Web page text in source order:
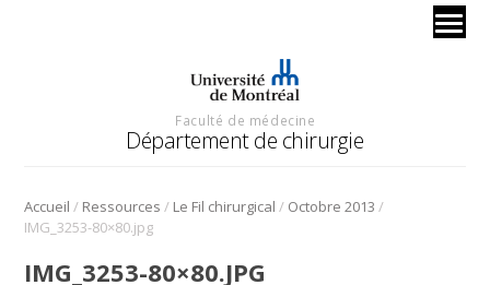
Faculté de médecine
Département de chirurgie
Accueil / Ressources / Le Fil chirurgical / Octobre 2013 /
IMG_3253-80×80.jpg
IMG_3253-80×80.JPG